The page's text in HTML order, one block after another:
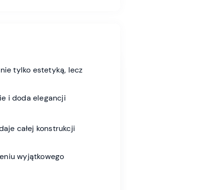
tylko estetyką, lecz
i doda elegancji
całej konstrukcji
wyjątkowego